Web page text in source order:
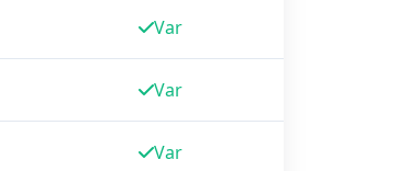
Var
Var
Var